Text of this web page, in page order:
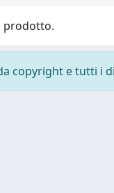
prodotto.
copyright e tutti i